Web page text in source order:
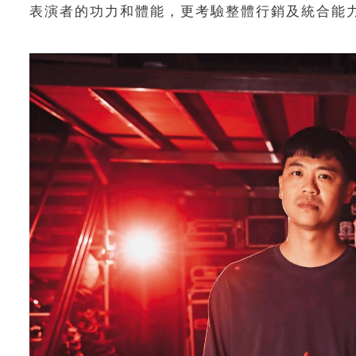
表演者的功力和體能，更考驗整體行銷及統合能